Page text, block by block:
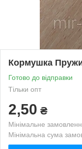
Кормушка
Готово до відправки
Тільки опт
2,50 ₴
Мінімальне
Мінімальна сума